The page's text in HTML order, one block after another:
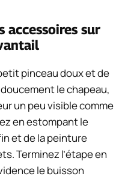
accessoires sur
pinceau doux et de
le chapeau,
un peu visible comme
en estompant le
et de la peinture
Terminez l’étape en
le buisson